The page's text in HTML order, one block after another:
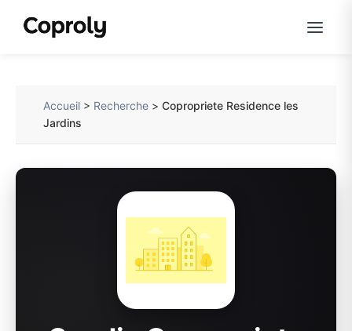
Accueil > Recherche >Copropriete Residence les
Jardins